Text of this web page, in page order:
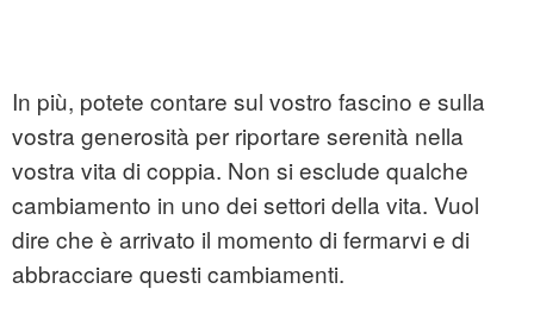
In più, potete contare sul vostro fascino e sulla
vostra generosità per riportare serenità nella
vostra vita di coppia. Non si esclude qualche
cambiamento in uno dei settori della vita. Vuol
dire che è arrivato il momento di fermarvi e di
abbracciare questi cambiamenti.